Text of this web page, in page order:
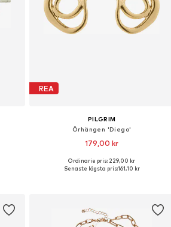
REA
PILGRIM
Örhängen 'Diego'
179,00 kr
Tillgängliga storlekar: One Size
Ordinarie pris: 229,00 kr
Senaste lägsta pris:161,10 kr